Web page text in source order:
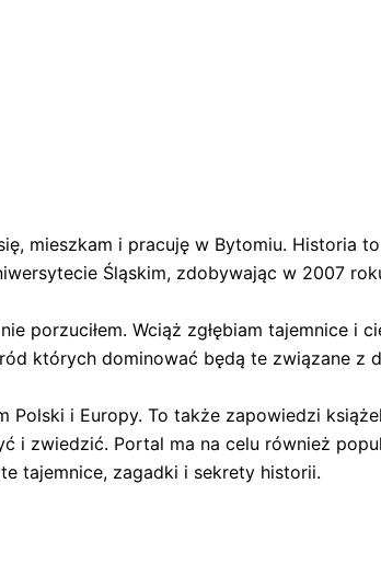
mieszkam i pracuję w Bytomiu.
Śląskim, zdobywając w 2007
porzuciłem. Wciąż zgłębiam tajemnice i
których dominować będą te związane z
Polski i Europy. To także zapowiedzi
i zwiedzić. Portal ma na celu również
tajemnice, zagadki i sekrety historii.